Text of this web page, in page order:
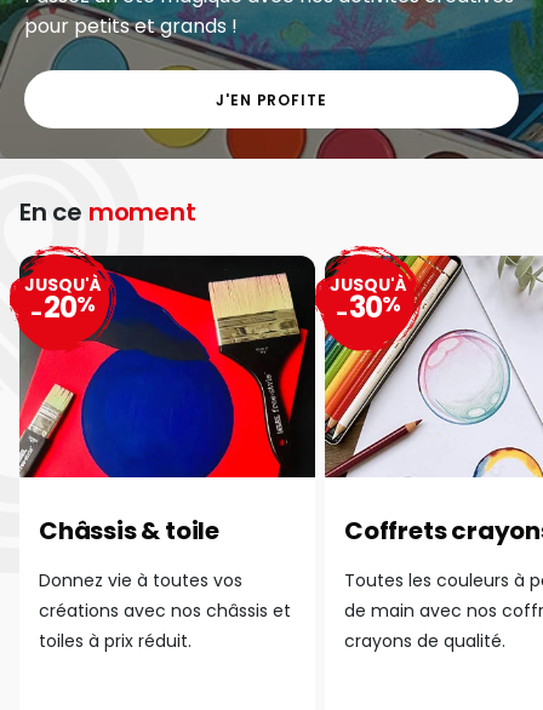
J'EN PROFITE
En ce moment
Châssis & toile
Donnez vie à toutes vos
créations avec nos châssis et
toiles à prix réduit.
JUSQU'À
-20%
Coffrets
Toutes les couleurs à
de main avec nos
crayons de qualité.
JUSQU'À
-30%